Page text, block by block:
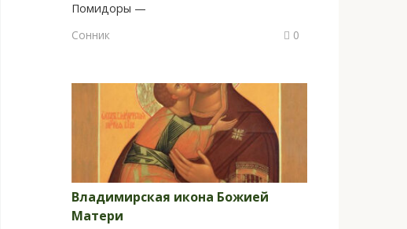
Помидоры —
Сонник
0
Владимирская икона Божией
Матери